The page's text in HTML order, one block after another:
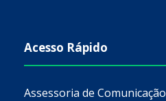
Acesso Rápido
Assessoria de Comunicação